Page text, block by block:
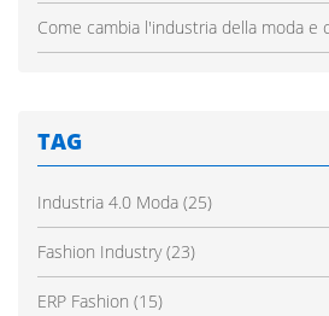
Come cambia l'industria della moda e
TAG
Industria 4.0 Moda (25)
Fashion Industry(23)
ERP Fashion (15)